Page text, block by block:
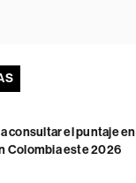
consultar el puntaje en
Colombia este 2026